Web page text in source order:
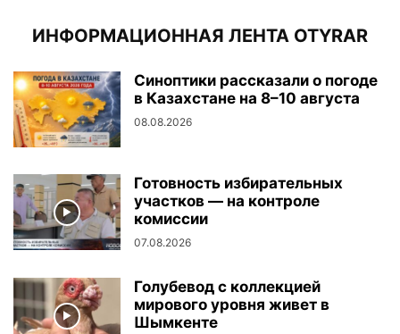
ИНФОРМАЦИОННАЯ ЛЕНТА OTYRAR
Синоптики рассказали о погоде
в Казахстане на 8–10 августа
08.08.2026
Готовность избирательных
участков — на контроле
комиссии
07.08.2026
Голубевод с коллекцией
мирового уровня живет в
Шымкенте